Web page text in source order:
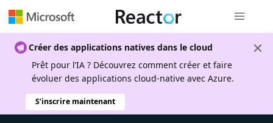
Créer des applications natives dans le cloud
Prêt pour l’IA ? Découvrez comment créer et faire
évoluer des applications cloud-native avec Azure.
S’inscrire maintenant